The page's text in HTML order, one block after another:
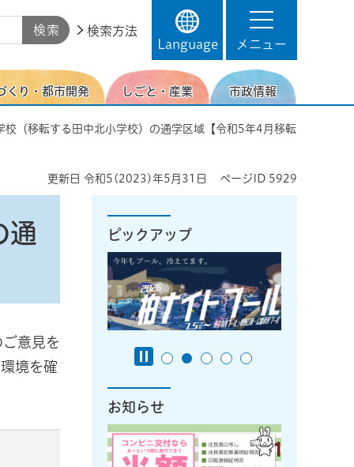
検索方法
Language
メニュー
くり・都市開発 しごと・産業 市政情報
校（移転する田中北小学校）の通学区域【令和5年4月移転
更新日 令和5(2023)年5月31日 ページID 5929
通
意見を
境を確
ピックアップ
お知らせ